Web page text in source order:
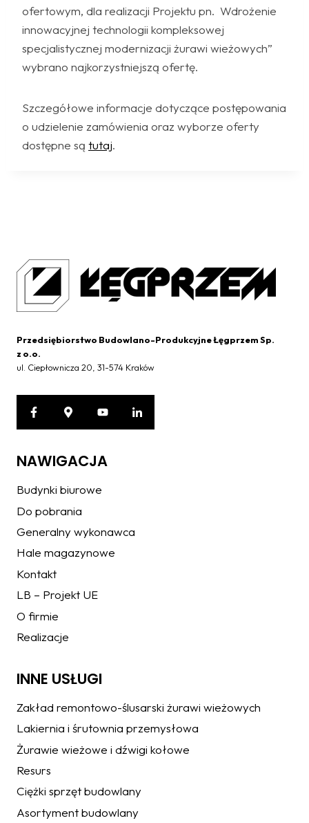
ofertowym, dla realizacji Projektu pn. Wdrożenie
innowacyjnej technologii kompleksowej
specjalistycznej modernizacji żurawi wieżowych”
wybrano najkorzystniejszą ofertę.
Szczegółowe informacje dotyczące postępowania
o udzielenie zamówienia oraz wyborze oferty
dostępne są tutaj.
Przedsiębiorstwo Budowlano-Produkcyjne Łęgprzem Sp.
z o.o.
ul. Ciepłownicza 20, 31-574 Kraków
NAWIGACJA
Budynki biurowe
Do pobrania
Generalny wykonawca
Hale magazynowe
Kontakt
LB – Projekt UE
O firmie
Realizacje
INNE USŁUGI
Zakład remontowo-ślusarski żurawi wieżowych
Lakiernia i śrutownia przemysłowa
Żurawie wieżowe i dźwigi kołowe
Resurs
Ciężki sprzęt budowlany
Asortyment budowlany